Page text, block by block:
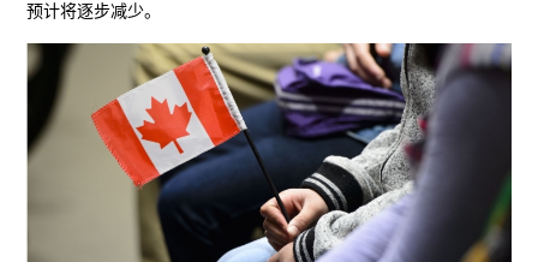
预计将逐步减少。